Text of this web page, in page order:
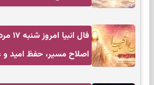
اصلاح مسیر، حفظ امید